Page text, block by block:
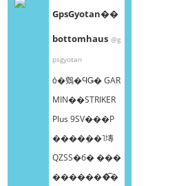
GpsGyotan��
bottomhaus @g
psgyotan
ȯ�䳫�ϤǤ� GAR
MIN��STRIKER
Plus 9SV���Ρ
����ܸ��˥塼
QZSS�б� ���
�������͡�